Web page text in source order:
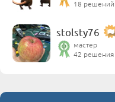
18 решений
stolsty76
мастер
42 решения